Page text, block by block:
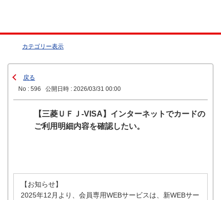
カテゴリー表示
戻る
No : 596
公開日時 : 2026/03/31 00:00
【三菱ＵＦＪ-VISA】インターネットでカードの
ご利用明細内容を確認したい。
【お知らせ】
2025年12月より、会員専用WEBサービスは、新WEBサー